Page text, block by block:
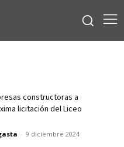
constructoras a
licitación del Liceo
- 9 diciembre 2024